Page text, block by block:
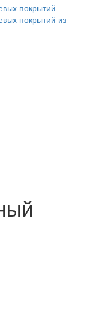
покрытий
покрытий из